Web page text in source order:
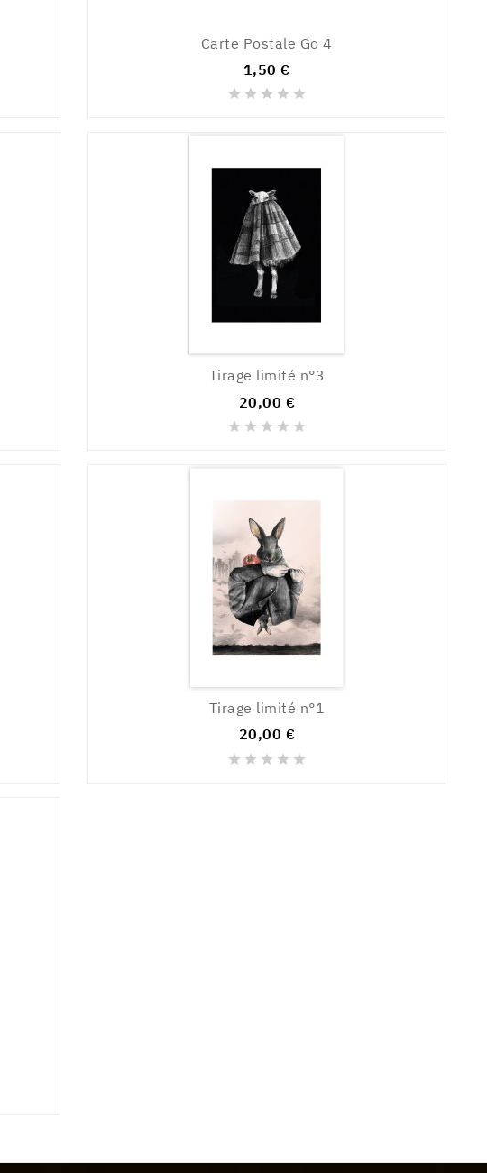
Carte Postale Go 4
1,50 €
    
Tirage limité n°3
20,00 €
    
Tirage limité n°1
20,00 €
    